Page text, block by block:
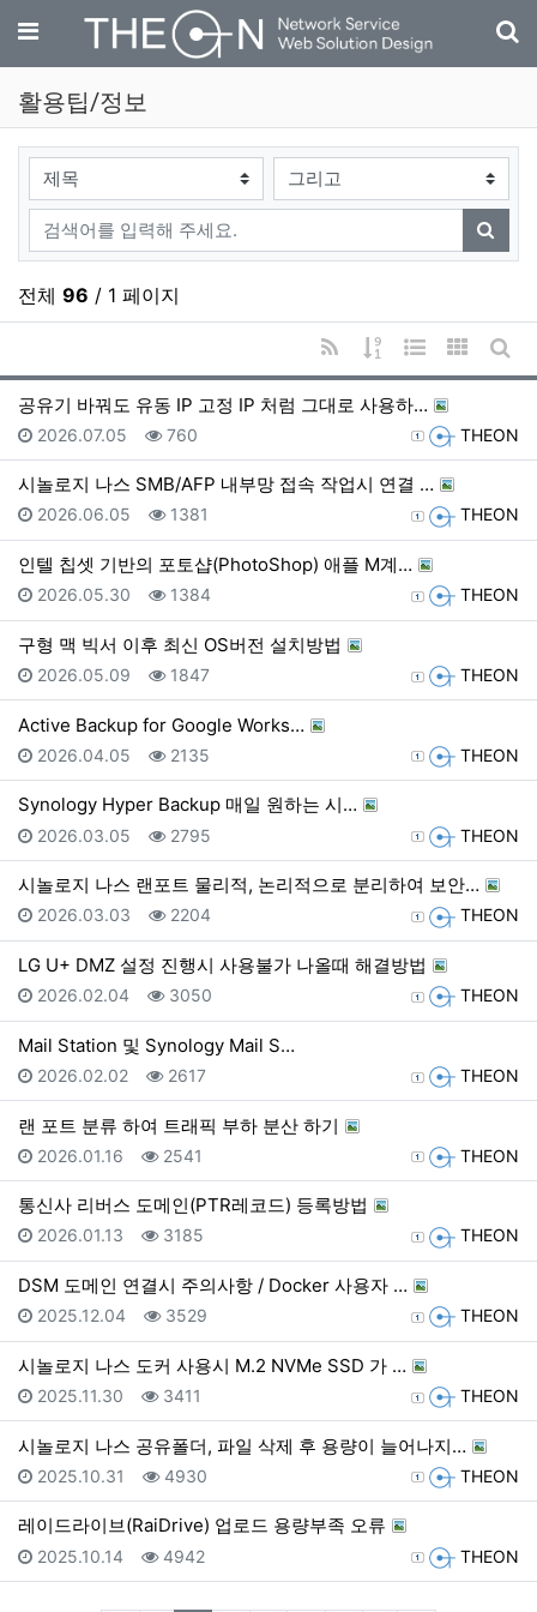
메뉴
활용팁/정보
검색대상
검색어
검색
전체 96 / 1 페이지
RSS
게시물 정렬
웹진 스타일
갤러리게
공유기 바꿔도 유동 IP 고정 IP 처럼 그대로 사용하…
등록자 THEON
등록일
2026.07.05 조회
760
시놀로지 나스 SMB/AFP 내부망 접속 작업시 연결 …
등록자 THEON
등록일
2026.06.05 조회
1381
인텔 칩셋 기반의 포토샵(PhotoShop) 애플 M계…
등록자 THEON
등록일
2026.05.30 조회
1384
구형 맥 빅서 이후 최신 OS버전 설치방법
등록자 THEON
등록일
2026.05.09 조회
1847
Active Backup for Google Works…
등록자 THEON
등록일
2026.04.05 조회
2135
Synology Hyper Backup 매일 원하는 시…
등록자 THEON
등록일
2026.03.05 조회
2795
시놀로지 나스 랜포트 물리적, 논리적으로 분리하여 보안…
등록자 THEON
등록일
2026.03.03 조회
2204
LG U+ DMZ 설정 진행시 사용불가 나올때 해결방법
등록자 THEON
등록일
2026.02.04 조회
3050
Mail Station 및 Synology Mail S…
등록자 THEON
등록일
2026.02.02 조회
2617
랜 포트 분류 하여 트래픽 부하 분산 하기
등록자 THEON
등록일
2026.01.16 조회
2541
통신사 리버스 도메인(PTR레코드) 등록방법
등록자 THEON
등록일
2026.01.13 조회
3185
DSM 도메인 연결시 주의사항 / Docker 사용자 …
등록자 THEON
등록일
2025.12.04 조회
3529
시놀로지 나스 도커 사용시 M.2 NVMe SSD 가 …
등록자 THEON
등록일
2025.11.30 조회
3411
시놀로지 나스 공유폴더, 파일 삭제 후 용량이 늘어나지…
등록자 THEON
등록일
2025.10.31 조회
4930
레이드라이브(RaiDrive) 업로드 용량부족 오류
등록자 THEON
등록일
2025.10.14 조회
4942